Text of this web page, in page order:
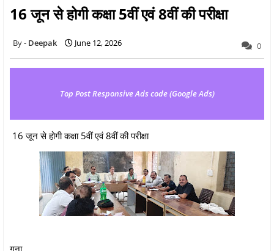
16 जून से होगी कक्षा 5वीं एवं 8वीं की परीक्षा
Deepak June 12, 2026 0
Top Post Responsive Ads code (Google Ads)
16 जून से होगी कक्षा 5वीं एवं 8वीं की परीक्षा
गुना